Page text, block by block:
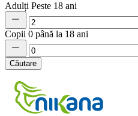
Adulți Peste 18 ani
Copii 0 până la 18 ani
Căutare